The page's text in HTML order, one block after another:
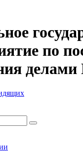
по
делами